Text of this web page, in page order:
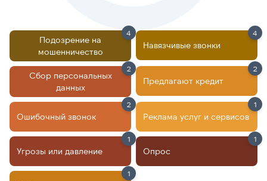
Подозрение на
мошенничество
4
Навязчивые звонки
4
Сбор персональных
данных
2
Предлагают кредит
2
Ошибочный звонок
2
Реклама услуг и сервисов
1
Угрозы или давление
1
Опрос
1
1